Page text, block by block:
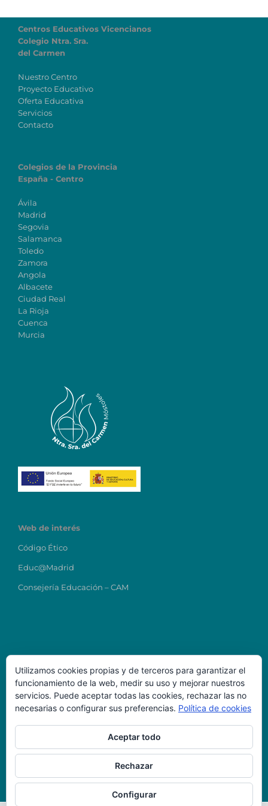
Centros Educativos Vicencianos
Colegio Ntra. Sra.
del Carmen
Nuestro Centro
Proyecto Educativo
Oferta Educativa
Servicios
Contacto
Colegios de la Provincia
España - Centro
Ávila
Madrid
Segovia
Salamanca
Toledo
Zamora
Angola
Albacete
Ciudad Real
La Rioja
Cuenca
Murcia
Web de interés
Código Ético
Educ@Madrid
Consejería Educación – CAM
Datos de Contacto
Colegio Ntra Sra del Carmen
direcciontitular@carmenmostoles.es
Código Centro: 28023224
Teléfono: 916456723
Dirección: C/ Chile, 4, 28938, Móstoles-Madrid
Utilizamos cookies propias y de terceros para garantizar el
funcionamiento de la web, medir su uso y mejorar nuestros
servicios. Puede aceptar todas las cookies, rechazar las no
necesarias o configurar sus preferencias. Política de cookies
Aceptar todo
Rechazar
Configurar